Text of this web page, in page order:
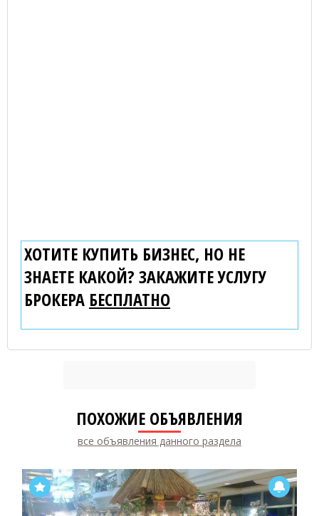
ХОТИТЕ КУПИТЬ БИЗНЕС, НО НЕ
ЗНАЕТЕ КАКОЙ? ЗАКАЖИТЕ УСЛУГУ
БРОКЕРА БЕСПЛАТНО
ПОХОЖИЕ ОБЪЯВЛЕНИЯ
все объявления данного раздела